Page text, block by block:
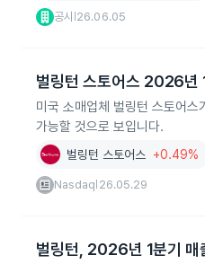
공시 26.06.05
벌링턴 스토어스 2026년
미국 소매업체 벌링턴 스토어
가능할 것으로 보입니다.
벌링턴 스토어스 +0.49%
Nasdaq 26.05.29
벌링턴, 2026년 1분기 매